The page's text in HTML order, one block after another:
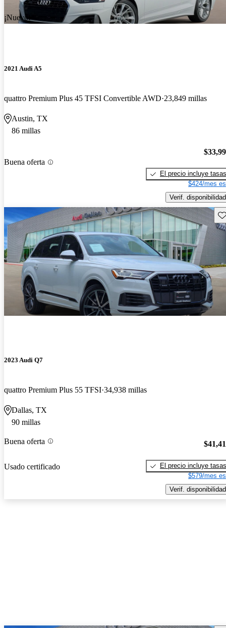
¡Nuevo!
2021 Audi A5
quattro Premium Plus 45 TFSI Convertible AWD 23,849 millas
Austin, TX
86 millas
Buena oferta
El precio incluye tasas
$424/mes
Verif. disponibilidad
2023 Audi Q7
quattro Premium Plus 55 TFSI 34,938 millas
Dallas, TX
90 millas
Buena oferta
Usado certificado
El precio incluye tasas
$579/mes
Verif. disponibilidad